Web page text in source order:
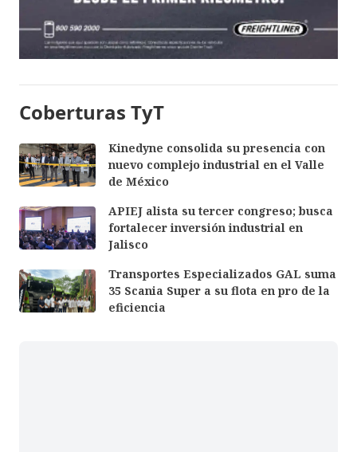
Coberturas TyT
Kinedyne consolida su presencia con
nuevo complejo industrial en el Valle
de México
APIEJ alista su tercer congreso; busca
fortalecer inversión industrial en
Jalisco
Transportes Especializados GAL suma
35 Scania Super a su flota en pro de la
eficiencia